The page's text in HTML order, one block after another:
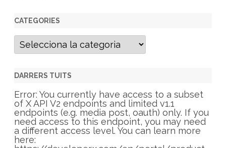
CATEGORIES
C
t
g
r
i
e
s
DARRERS TUITS
Error: You currently have access to a subset
of X API V2 endpoints and limited v1.1
endpoints (e.g. media post, oauth) only. If you
need access to this endpoint, you may need
a different access level. You can learn more
here: